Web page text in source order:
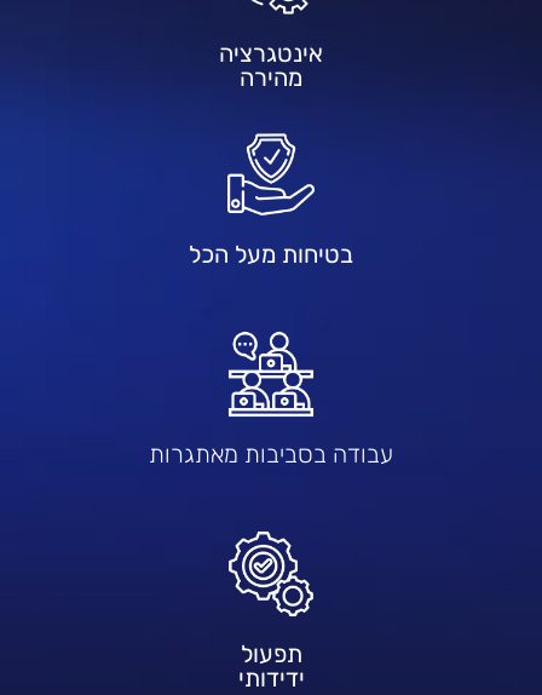
אינטגרציה
מהירה
בטיחות מעל הכל
עבודה בסביבות מאתגרות
תפעול
ידידותי